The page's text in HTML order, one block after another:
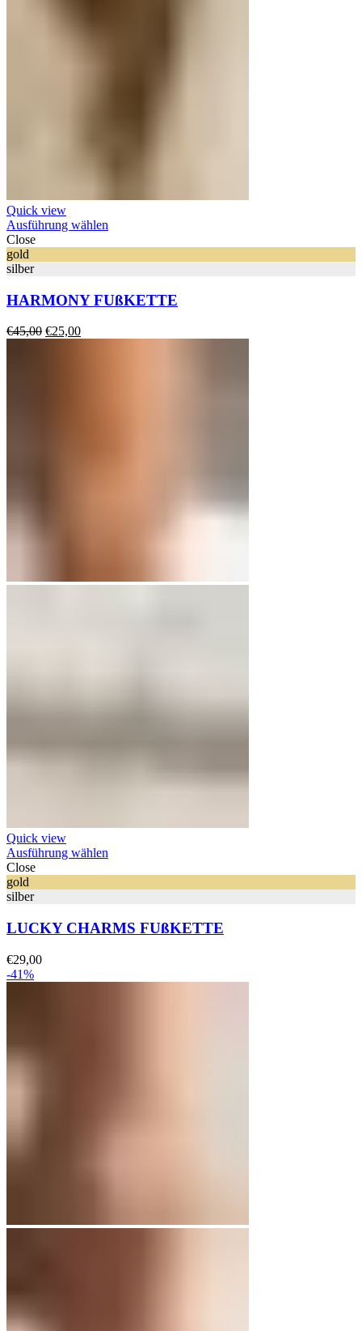
Quick view
Ausführung wählen
Close
gold
silber
HARMONY FUßKETTE
€45,00 Ursprünglicher
€25,00Aktueller
Quick view
Ausführung wählen
Close
gold
silber
LUCKY CHARMS FUßKETTE
€29,00
-41%